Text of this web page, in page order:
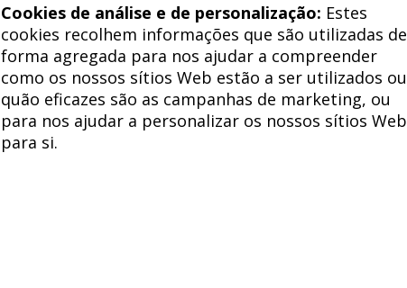
Cookies de análise e de personalização: Estes
cookies recolhem informações que são utilizadas de
forma agregada para nos ajudar a compreender
como os nossos sítios Web estão a ser utilizados ou
quão eficazes são as campanhas de marketing, ou
para nos ajudar a personalizar os nossos sítios Web
para si.